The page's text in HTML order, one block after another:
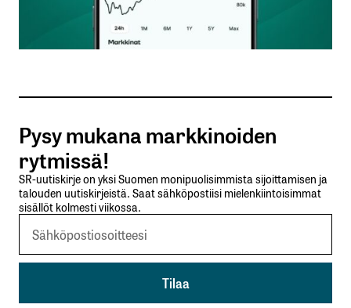
Sähköpostiosoitteesi
Tilaa SalkunRakentajan uutiskirje
Lähetä kommentti
Pysy mukana markkinoiden
rytmissä!
SR-uutiskirje on yksi Suomen monipuolisimmista sijoittamisen ja
talouden uutiskirjeistä. Saat sähköpostiisi mielenkiintoisimmat
sisällöt kolmesti viikossa.